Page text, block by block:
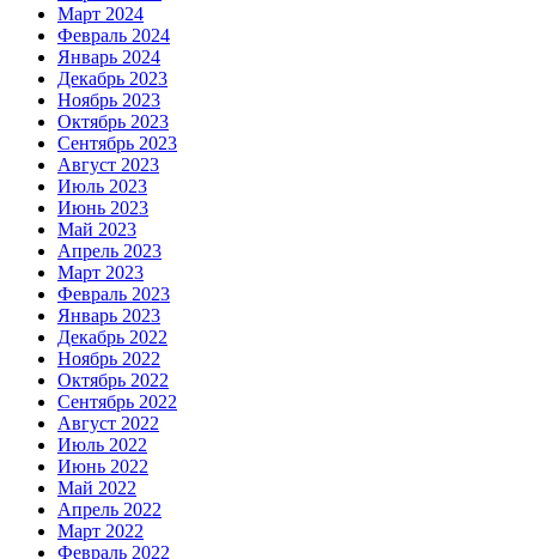
Март 2024
Февраль 2024
Январь 2024
Декабрь 2023
Ноябрь 2023
Октябрь 2023
Сентябрь 2023
Август 2023
Июль 2023
Июнь 2023
Май 2023
Апрель 2023
Март 2023
Февраль 2023
Январь 2023
Декабрь 2022
Ноябрь 2022
Октябрь 2022
Сентябрь 2022
Август 2022
Июль 2022
Июнь 2022
Май 2022
Апрель 2022
Март 2022
Февраль 2022